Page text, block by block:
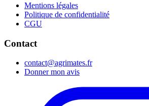
Mentions légales
Politique de confidentialité
CGU
Contact
contact@agrimates.fr
Donner mon avis